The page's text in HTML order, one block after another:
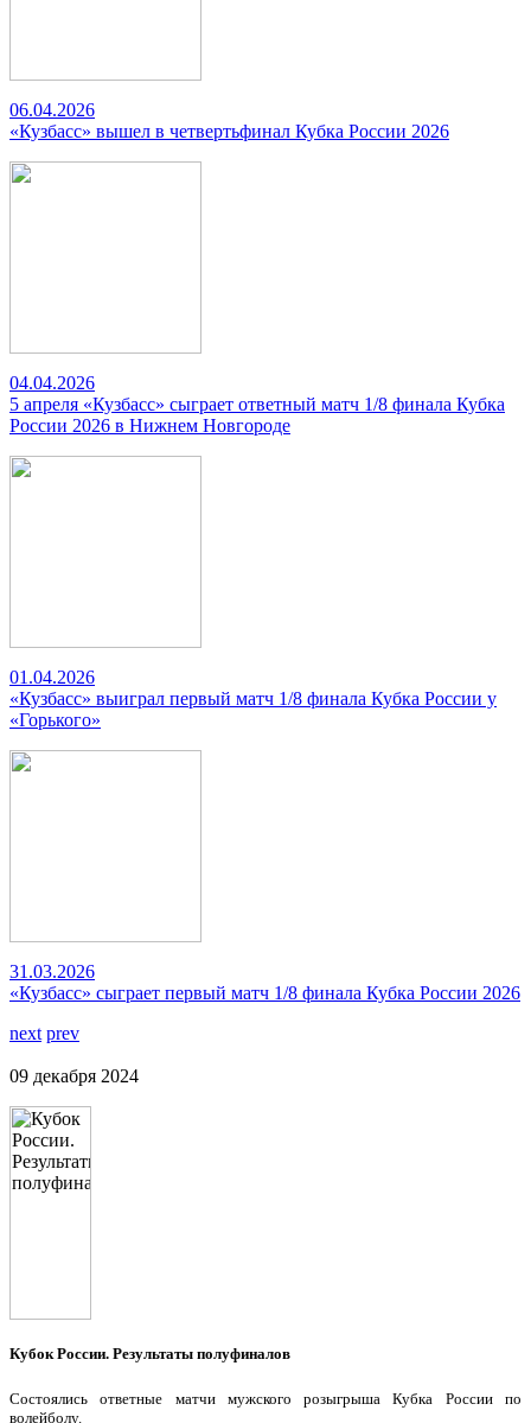
06.04.2026
«Кузбасс» вышел в четвертьфинал Кубка России 2026
04.04.2026
5 апреля «Кузбасс» сыграет ответный матч 1/8 финала Кубка
России 2026 в Нижнем Новгороде
01.04.2026
«Кузбасс» выиграл первый матч 1/8 финала Кубка России у
«Горького»
31.03.2026
«Кузбасс» сыграет первый матч 1/8 финала Кубка России 2026
next prev
09 декабря 2024
Кубок России. Результаты полуфиналов
Состоялись ответные матчи мужского розыгрыша Кубка России по
волейболу.